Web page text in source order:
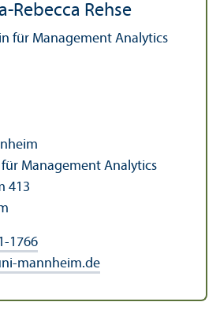
Rebecca Rehse
für Management Analytics
Management Analytics
413
1766
mannheim.de